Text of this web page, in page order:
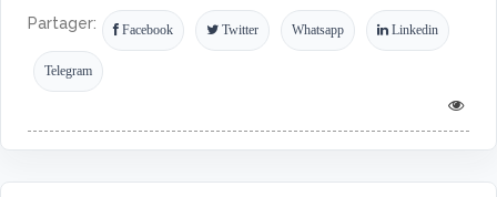
Partager: Facebook Twitter Whatsapp Linkedin
Telegram